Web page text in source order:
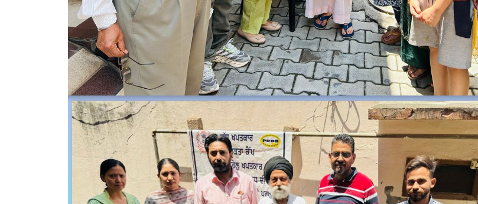
ਐਸ
ਕੇ
ਸਕਸੇਨਾ
ਜਲੰਧਰ:
05
ਜੂਨ
[
]:=
ਸਾਈਂ
ਦਰਬਾਰ
ਬਬੋਵਾਲ
[ਗੁਰਦਾਸਪੁਰ]
ਮੁੱਖ
ਸੇਵਾਦਾਰ